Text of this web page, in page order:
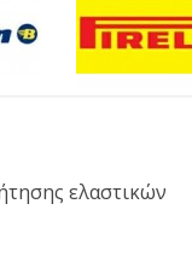
ελαστικών